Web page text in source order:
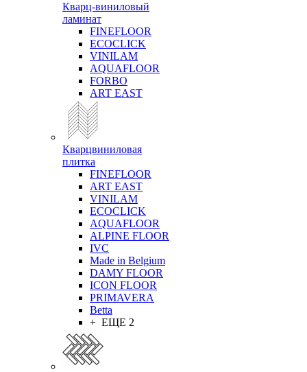
Кварц-виниловый
ламинат
FINEFLOOR
ECOCLICK
VINILAM
AQUAFLOOR
FORBO
ART EAST
Кварцвиниловая
плитка
FINEFLOOR
ART EAST
VINILAM
ECOCLICK
AQUAFLOOR
ALPINE FLOOR
IVC
Made in Belgium
DAMY FLOOR
ICON FLOOR
PRIMAVERA
Betta
+ ЕЩЕ 2